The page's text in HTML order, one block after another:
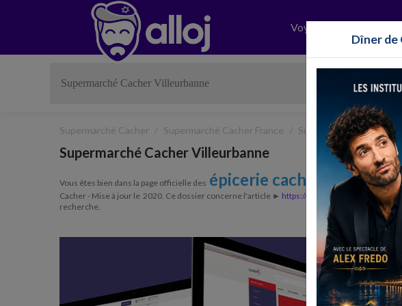
Voyages
Supermarché Cacher Supermarché Cacher France Supermarché Cacher
Supermarché Cacher Villeurbanne
Vous êtes bien dans la page officielle des épicerie cacher à
Cacher - Mise à jour le 2020. Ce dossier concerne l'article ► https://www.alloj.com/fr/
recherche.
Dîner de